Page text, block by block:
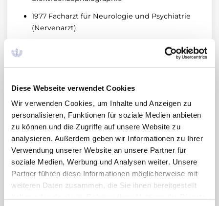
Diese Webseite verwendet Cookies
Wir verwenden Cookies, um Inhalte und Anzeigen zu
personalisieren, Funktionen für soziale Medien anbieten
zu können und die Zugriffe auf unsere Website zu
analysieren. Außerdem geben wir Informationen zu Ihrer
Verwendung unserer Website an unsere Partner für
soziale Medien, Werbung und Analysen weiter. Unsere
Partner führen diese Informationen möglicherweise mit
weiteren Daten zusammen, die Sie ihnen bereitgestellt
1977 Facharzt für Neurologie und Psychiatrie
(Nervenarzt)
1978-1991 wiss. Assistent, Akad. Rat, Akad.
Oberrat am Institut für Pharmakologie (Prof.
Dr. H.-J. Schümann) des Universitätsklinikums
Toxikologie an der Universität Essen (jezt
Duisburg-Essen), Thema: "Untersuchungen
zum Einfluss von Schilddrüsenhormonen auf
adrenerge Rezeptoren und adrenerg
vermittelte Kreislaufrektionen der Ratte
1987 Facharzt für Pharmakologie und
Toxikologie